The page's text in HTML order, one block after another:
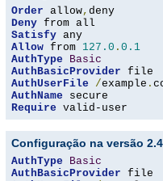
Order allow,
Deny
Satisfy
Allow from 127.0 . 0.1
AuthType
Basic
AuthBasicProvider
AuthUserFile
/example .
AuthName
Require valid-user
Configuração na versão
AuthType
Basic
AuthBasicProvider